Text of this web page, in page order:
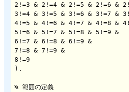
2!=3 & 2!=4 & 2!=5 & 2!=6 &
3!=4 & 3!=5 & 3!=6 & 3!=7 &
4!=5 & 4!=6 & 4!=7 & 4!=8 &
5!=6 & 5!=7 & 5!=8 & 5!=9 &
6!=7 & 6!=8 & 6!=9 &
7!=8 & 7!=9 &
8!=9
).
% 範囲の定義